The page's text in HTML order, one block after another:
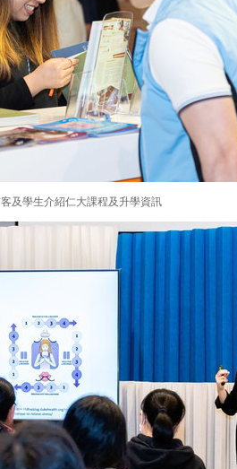
及學生介紹仁大課程及升學資訊